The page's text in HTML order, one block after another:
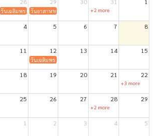
วันเฉลิมพระชนมพรรษา สมเด็จพระเจ้าอยู่หัวมหาวชิราลงกรณ บดินทร
วันอาสาฬหบูชา +2 more
4 5 6 7 8
11 12 13 14 15
วันเฉลิมพระชนมพรรษาสมเด็จพระนางเจ้าสิริกิติ์ พระ
18 19 20 21 22
+3 more
25 26 27 28 29
+2 more
1 2 3 4 5